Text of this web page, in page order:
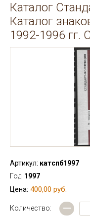
Каталог
Каталог
1992-1996 гг.
Артикул: катспб1997
Год: 1997
Цена: 400,00 руб.
Количество:
—